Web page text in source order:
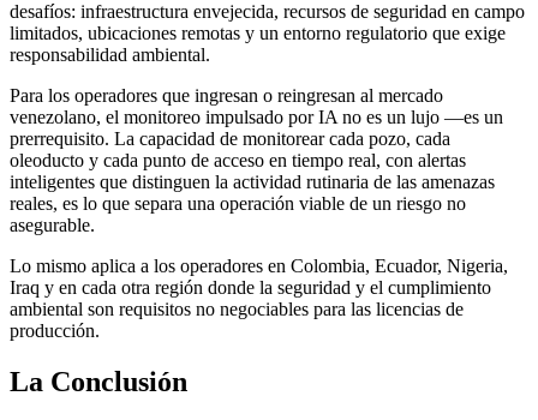
desafíos: infraestructura envejecida, recursos de seguridad en campo
limitados, ubicaciones remotas y un entorno regulatorio que exige
responsabilidad ambiental.
Para los operadores que ingresan o reingresan al mercado
venezolano, el monitoreo impulsado por IA no es un lujo —es un
prerrequisito. La capacidad de monitorear cada pozo, cada
oleoducto y cada punto de acceso en tiempo real, con alertas
inteligentes que distinguen la actividad rutinaria de las amenazas
reales, es lo que separa una operación viable de un riesgo no
asegurable.
Lo mismo aplica a los operadores en Colombia, Ecuador, Nigeria,
Iraq y en cada otra región donde la seguridad y el cumplimiento
ambiental son requisitos no negociables para las licencias de
producción.
La Conclusión